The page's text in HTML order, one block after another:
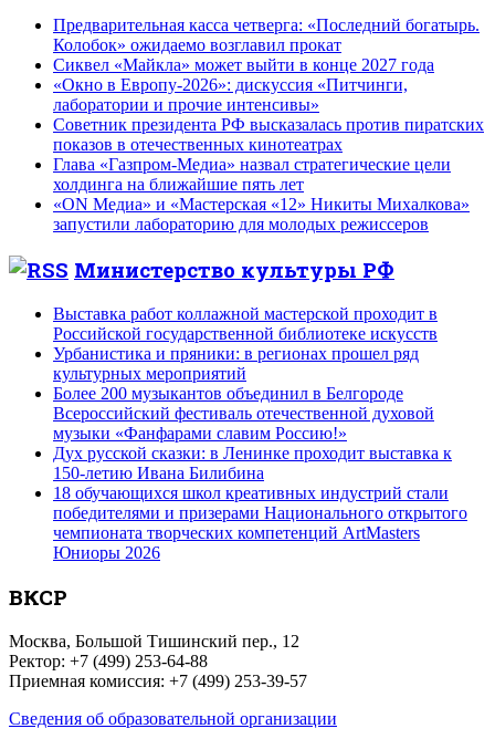
Предварительная касса четверга: «Последний богатырь.
Колобок» ожидаемо возглавил прокат
Сиквел «Майкла» может выйти в конце 2027 года
«Окно в Европу-2026»: дискуссия «Питчинги,
лаборатории и прочие интенсивы»
Советник президента РФ высказалась против пиратских
показов в отечественных кинотеатрах
Глава «Газпром-Медиа» назвал стратегические цели
холдинга на ближайшие пять лет
«ON Медиа» и «Мастерская «12» Никиты Михалкова»
запустили лабораторию для молодых режиссеров
Министерство культуры РФ
Выставка работ коллажной мастерской проходит в
Российской государственной библиотеке искусств
Урбанистика и пряники: в регионах прошел ряд
культурных мероприятий
Более 200 музыкантов объединил в Белгороде
Всероссийский фестиваль отечественной духовой
музыки «Фанфарами славим Россию!»
Дух русской сказки: в Ленинке проходит выставка к
150-летию Ивана Билибина
18 обучающихся школ креативных индустрий стали
победителями и призерами Национального открытого
чемпионата творческих компетенций ArtMasters
Юниоры 2026
ВКСР
Москва, Большой Тишинский пер., 12
Ректор: +7 (499) 253-64-88
Приемная комиссия: +7 (499) 253-39-57
Сведения об образовательной организации